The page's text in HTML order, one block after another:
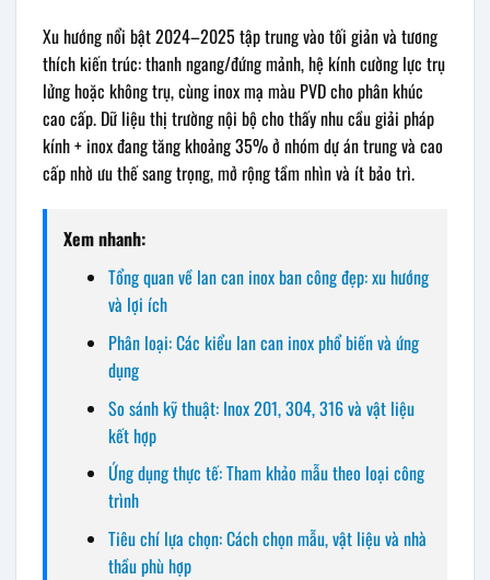
Xu hướng nổi bật 2024–2025 tập trung vào tối giản và tương
thích kiến trúc: thanh ngang/đứng mảnh, hệ kính cường lực trụ
lửng hoặc không trụ, cùng inox mạ màu PVD cho phân khúc
cao cấp. Dữ liệu thị trường nội bộ cho thấy nhu cầu giải pháp
kính + inox đang tăng khoảng 35% ở nhóm dự án trung và cao
cấp nhờ ưu thế sang trọng, mở rộng tầm nhìn và ít bảo trì.
Xem nhanh:
Tổng quan về lan can inox ban công đẹp: xu hướng
và lợi ích
Phân loại: Các kiểu lan can inox phổ biến và ứng
dụng
So sánh kỹ thuật: Inox 201, 304, 316 và vật liệu
kết hợp
Ứng dụng thực tế: Tham khảo mẫu theo loại công
trình
Tiêu chí lựa chọn: Cách chọn mẫu, vật liệu và nhà
thầu phù hợp